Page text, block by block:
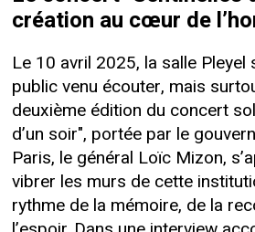
création au cœur de
Le 10 avril 2025, la salle Pleyel
public venu écouter, mais
deuxième édition du concert
d’un soir", portée par le
Paris, le général Loïc Mizon,
vibrer les murs de cette
rythme de la mémoire, de la